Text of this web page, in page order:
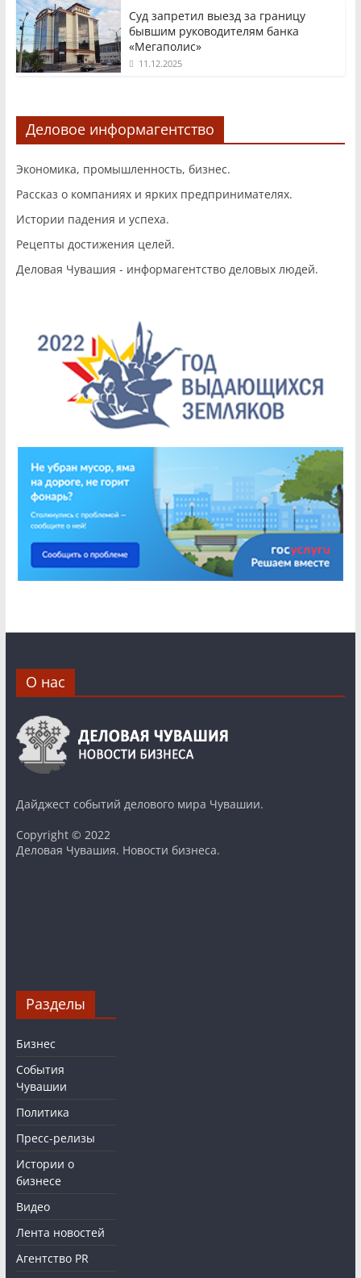
Суд запретил выезд за границу
бывшим руководителям банка
«Мегаполис»
11.12.2025
Деловое информагентство
Экономика, промышленность, бизнес.
Рассказ о компаниях и ярких предпринимателях.
Истории падения и успеха.
Рецепты достижения целей.
Деловая Чувашия - информагентство деловых людей.
О нас
Дайджест событий делового мира Чувашии.
Copyright © 2022
Деловая Чувашия. Новости бизнеса.
Разделы
Бизнес
События
Чувашии
Политика
Пресс-релизы
Истории о
бизнесе
Видео
Лента новостей
Агентство PR